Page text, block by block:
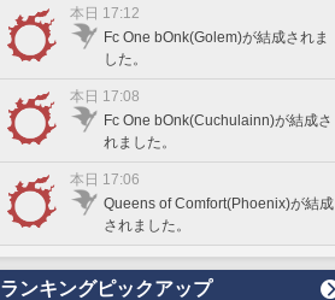
本日 17:12
Fc One bOnk(Golem)が結成されま
した。
本日 17:08
Fc One bOnk(Cuchulainn)が結成さ
れました。
本日 17:06
Queens of Comfort(Phoenix)が結成
されました。
ランキングピックアップ